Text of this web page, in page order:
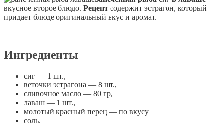
вкусное второе блюдо. Рецепт содержит эстрагон, который
придает блюде оригинальный вкус и аромат.
Ингредиенты
сиг — 1 шт.,
веточки эстрагона — 8 шт.,
сливочное масло — 80 гр,
лаваш — 1 шт.,
молотый красный перец — по вкусу
соль.